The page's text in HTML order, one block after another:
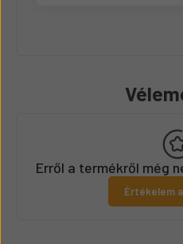
Erről a termékről még
Értékelem